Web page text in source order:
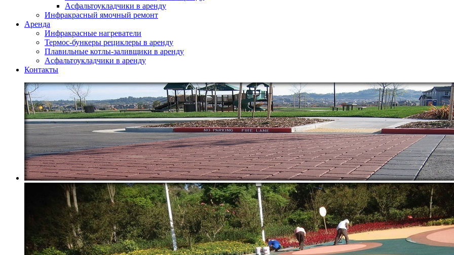
Асфальтоукладчики в аренду
Инфракрасный ямочный ремонт
Аренда
Инфракрасные нагреватели
Термос-бункеры рециклеры в аренду
Плавильные котлы-заливщики в аренду
Асфальтоукладчики в аренду
Контакты